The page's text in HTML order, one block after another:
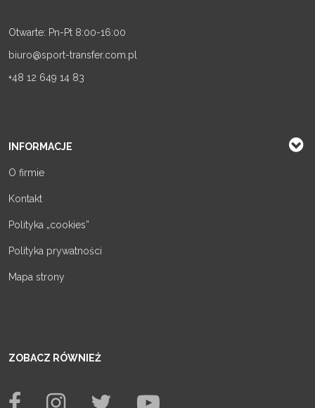
Otwarte: Pn-Pt 8:00-16:00
biuro@sport-transfer.com.pl
+48 12 649 14 83
INFORMACJE
O firmie
Kontakt
Polityka „cookies”
Polityka prywatności
Mapa strony
ZOBACZ RÓWNIEŻ